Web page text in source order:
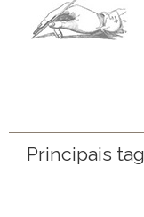
Principais